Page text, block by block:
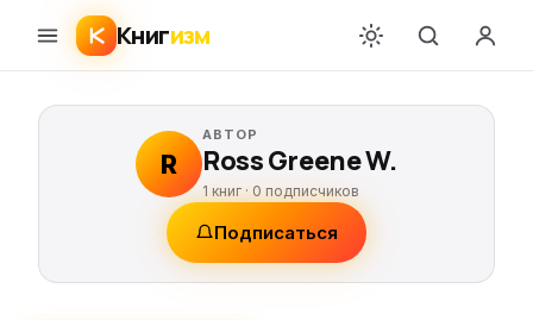
Книгизм
R
АВТОР
Ross Greene W.
1 книг ·0 подписчиков
Подписаться